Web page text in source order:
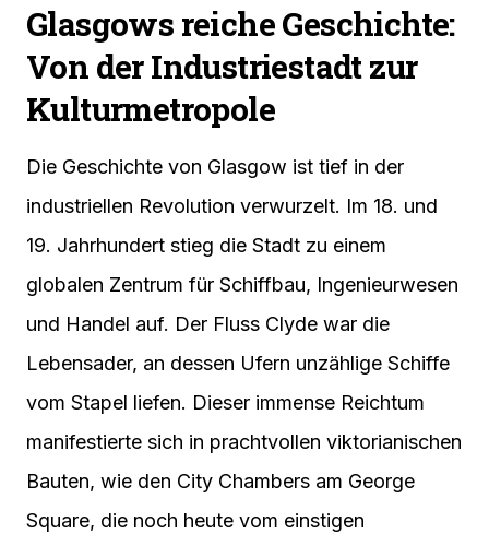
Glasgows reiche Geschichte:
Von der Industriestadt zur
Kulturmetropole
Die Geschichte von Glasgow ist tief in der
industriellen Revolution verwurzelt. Im 18. und
19. Jahrhundert stieg die Stadt zu einem
globalen Zentrum für Schiffbau, Ingenieurwesen
und Handel auf. Der Fluss Clyde war die
Lebensader, an dessen Ufern unzählige Schiffe
vom Stapel liefen. Dieser immense Reichtum
manifestierte sich in prachtvollen viktorianischen
Bauten, wie den City Chambers am George
Square, die noch heute vom einstigen